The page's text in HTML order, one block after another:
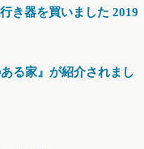
き器を買いました 2019
る家』が紹介されまし